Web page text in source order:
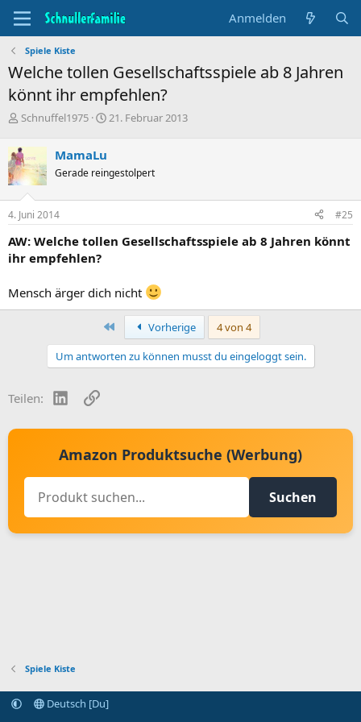
Anmelden
Spiele Kiste
Welche tollen Gesellschaftsspiele ab 8 Jahren
könnt ihr empfehlen?
T
e
m
e
s
t
r
t
r
Schnuffel1975
B
n
d
u
21. Februar 2013
MamaLu
Gerade reingestolpert
4. Juni 2014 #25
AW: Welche tollen Gesellschaftsspiele ab 8 Jahren könnt
ihr empfehlen?
Mensch ärger dich nicht
Erste Vorherige
4 von 4
Um antworten zu können musst du eingeloggt sein.
Teilen: LinkedInLink
Amazon Produktsuche (Werbung)
Suchen
Spiele Kiste
Deutsch [Du]